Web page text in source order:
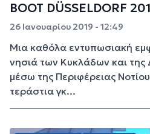
ΒΟΟΤ DÜSSELDORF
26 Ιανουαρίου 2019 - 12:49
Μια καθόλα εντυπωσιακή
νησιά των Κυκλάδων και
μέσω της Περιφέρειας
τεράστια γκ...